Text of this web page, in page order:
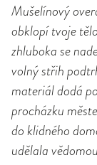
Mušelínový
obklopí tvoje
zhluboka se
volný střih
materiál dodá
procházku
do klidného
udělala